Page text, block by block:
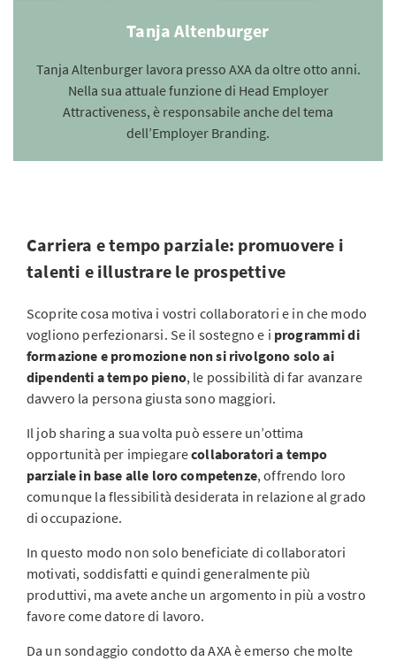
Tanja Altenburger
Tanja Altenburger lavora presso AXA da oltre otto anni.
Nella sua attuale funzione di Head Employer
Attractiveness, è responsabile anche del tema
dell’Employer Branding.
Carriera e tempo parziale: promuovere i
talenti e illustrare le prospettive
Scoprite cosa motiva i vostri collaboratori e in che modo
vogliono perfezionarsi. Se il sostegno e i programmi di
formazione e promozione non si rivolgono solo ai
dipendenti a tempo pieno, le possibilità di far avanzare
davvero la persona giusta sono maggiori.
Il job sharing a sua volta può essere un’ottima
opportunità per impiegarecollaboratori a tempo
parziale in base alle loro competenze, offrendo loro
comunque la flessibilità desiderata in relazione al grado
di occupazione.
In questo modo non solo beneficiate di collaboratori
motivati, soddisfatti e quindi generalmente più
produttivi, ma avete anche un argomento in più a vostro
favore come datore di lavoro.
Da un sondaggio condotto da AXA è emerso che molte